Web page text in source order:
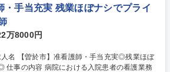
る◎
・手当充実 残業ほぼナシでプライ
万8000円
務